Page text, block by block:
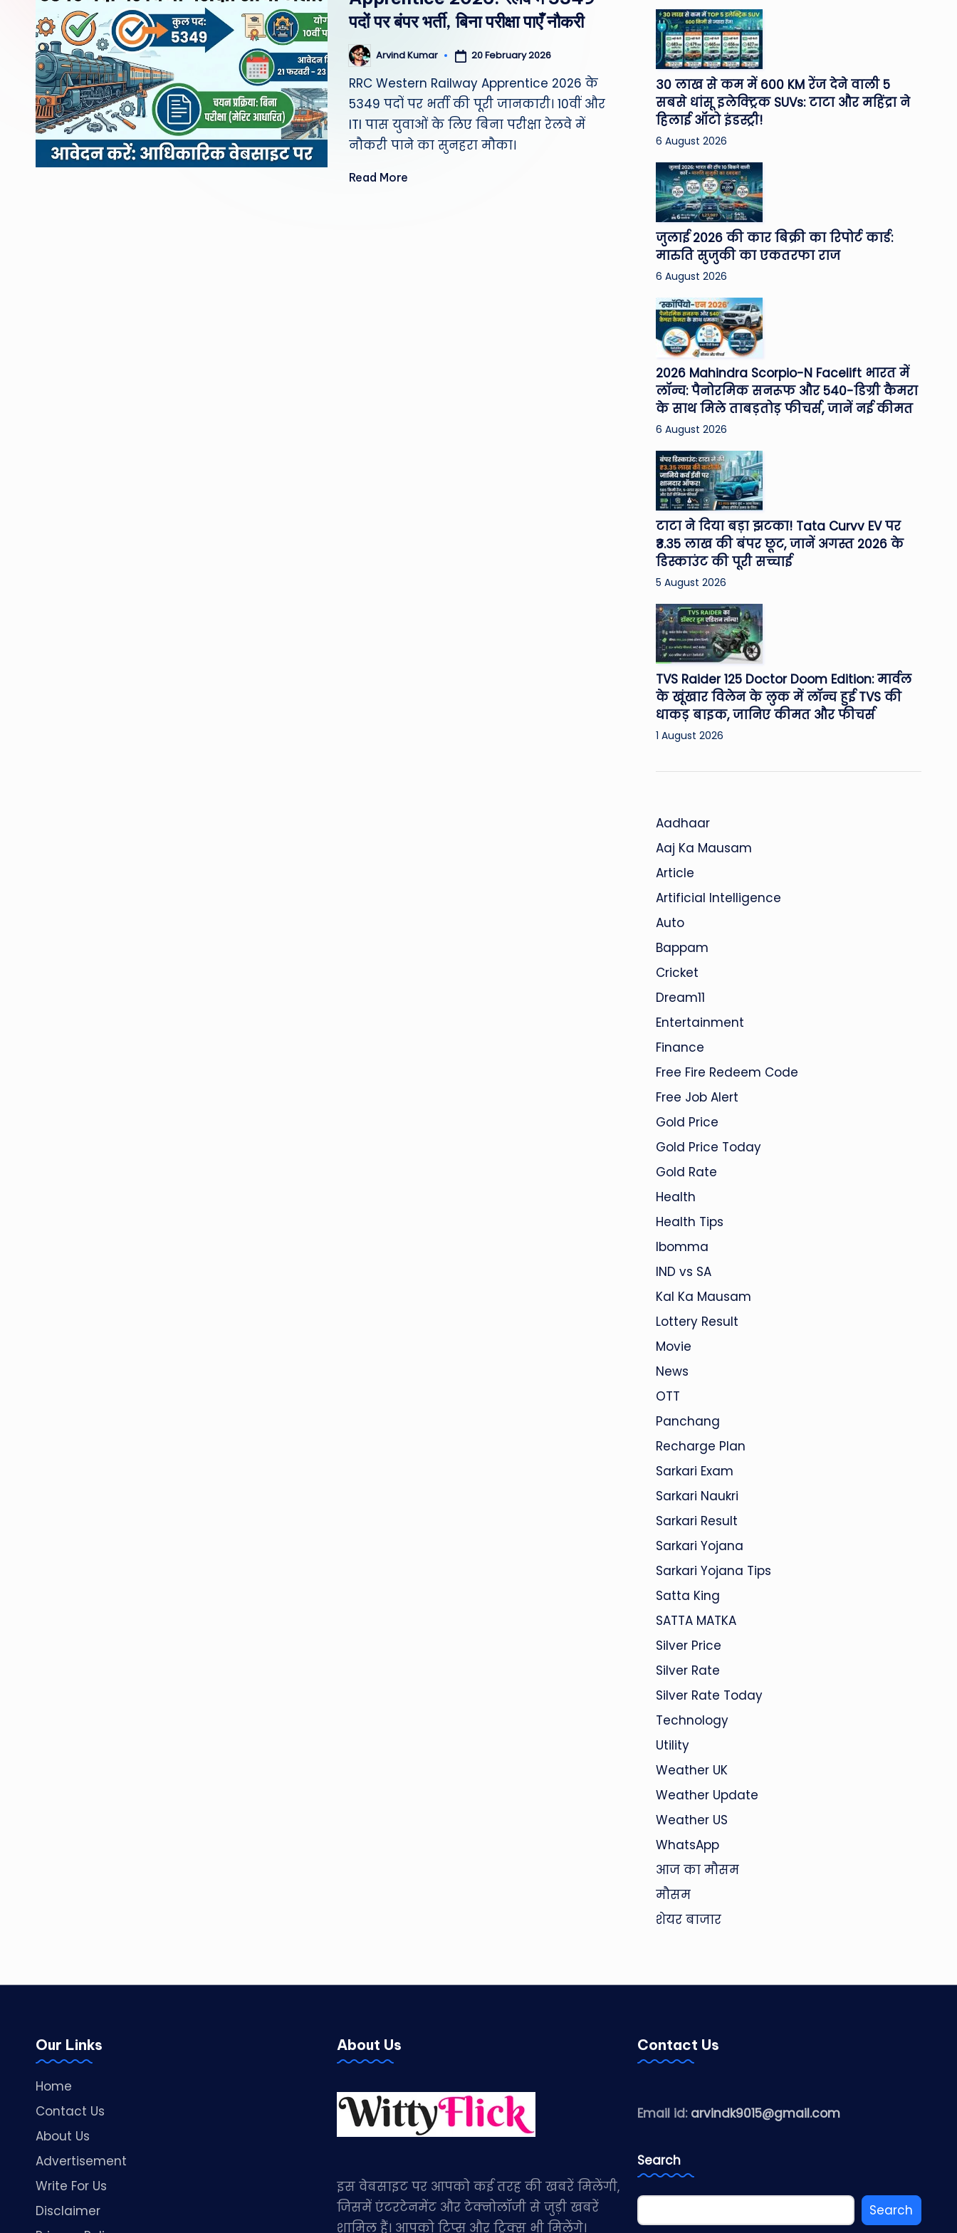
st
e
a
th
पदों पर बंपर भर्ती, बिना परीक्षा पाएँ नौकरी
Posted
by
Arvind Kumar 20 February 2026
RRC Western Railway Apprentice 2026 के
5349 पदों पर भर्ती की पूरी जानकारी। 10वीं और
ITI पास युवाओं के लिए बिना परीक्षा रेलवे में
नौकरी पाने का सुनहरा मौका।
Read More
30 लाख से कम में 600 KM रेंज देने वाली 5
सबसे धांसू इलेक्ट्रिक SUVs: टाटा और महिंद्रा ने
हिलाई ऑटो इंडस्ट्री!
6 August 2026
जुलाई 2026 की कार बिक्री का रिपोर्ट कार्ड:
मारुति सुजुकी का एकतरफा राज
6 August 2026
2026 Mahindra Scorpio-N Facelift भारत में
लॉन्च: पैनोरमिक सनरूफ और 540-डिग्री कैमरा
के साथ मिले ताबड़तोड़ फीचर्स, जानें नई कीमत
6 August 2026
टाटा ने दिया बड़ा झटका! Tata Curvv EV पर
₹3.35 लाख की बंपर छूट, जानें अगस्त 2026 के
डिस्काउंट की पूरी सच्चाई
5 August 2026
TVS Raider 125 Doctor Doom Edition: मार्वल
के खूंखार विलेन के लुक में लॉन्च हुई TVS की
धाकड़ बाइक, जानिए कीमत और फीचर्स
1 August 2026
Aadhaar
Aaj Ka Mausam
Article
Artificial Intelligence
Auto
Bappam
Cricket
Dream11
Entertainment
Finance
Free Fire Redeem Code
Free Job Alert
Gold Price
Gold Price Today
Gold Rate
Health
Health Tips
Ibomma
IND vs SA
Kal Ka Mausam
Lottery Result
Movie
News
OTT
Panchang
Recharge Plan
Sarkari Exam
Sarkari Naukri
Sarkari Result
Sarkari Yojana
Sarkari Yojana Tips
Satta King
SATTA MATKA
Silver Price
Silver Rate
Silver Rate Today
Technology
Utility
Weather UK
Weather Update
Weather US
WhatsApp
आज का मौसम
मौसम
शेयर बाजार
Our Links
Home
Contact Us
About Us
Advertisement
Write For Us
Disclaimer
About Us
इस वेबसाइट पर आपको कई तरह की खबरें मिलेंगी,
जिसमें एंटरटेनमेंट और टेक्नोलॉजी से जुड़ी खबरें
शामिल हैं। आपको टिप्स और ट्रिक्स भी मिलेंगे।
Contact Us
Email id: arvindk9015@gmail.com
Search
Search